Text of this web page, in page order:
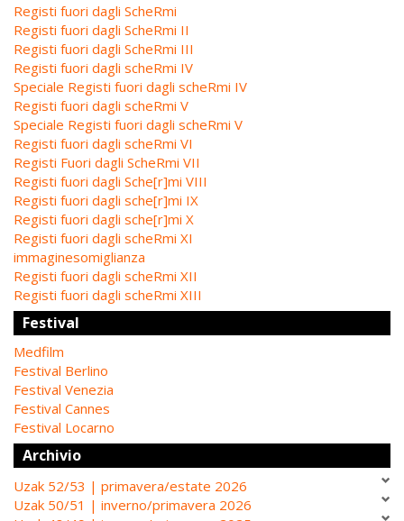
Registi fuori dagli ScheRmi
Registi fuori dagli ScheRmi II
Registi fuori dagli ScheRmi III
Registi fuori dagli scheRmi IV
Speciale Registi fuori dagli scheRmi IV
Registi fuori dagli scheRmi V
Speciale Registi fuori dagli scheRmi V
Registi fuori dagli scheRmi VI
Registi Fuori dagli ScheRmi VII
Registi fuori dagli Sche[r]mi VIII
Registi fuori dagli sche[r]mi IX
Registi fuori dagli sche[r]mi X
Registi fuori dagli scheRmi XI
immaginesomiglianza
Registi fuori dagli scheRmi XII
Registi fuori dagli scheRmi XIII
Festival
Medfilm
Festival Berlino
Festival Venezia
Festival Cannes
Festival Locarno
Archivio
Uzak 52/53 | primavera/estate 2026
Uzak 50/51 | inverno/primavera 2026